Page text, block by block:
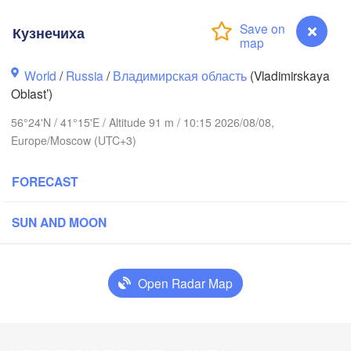
Кузнечиха
World /Russia /Владимирская область (Vladimirskaya
Oblast’)
56°24'N / 41°15'E / Altitude 91 m / 10:15 2026/08/08,
Europe/Moscow (UTC+3)
FORECAST
SUN AND MOON
Open Radar Map
Череповец
Вологда
(Vologda)